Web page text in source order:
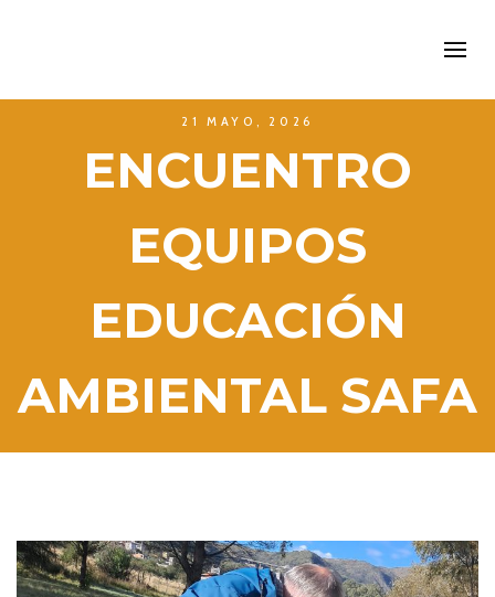
21 MAYO, 2026
ENCUENTRO
EQUIPOS
EDUCACIÓN
AMBIENTAL SAFA